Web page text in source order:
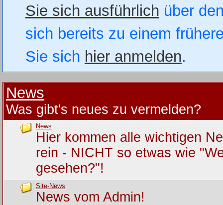
Sie sich ausführlich über
sich bereits zu einem
Sie sich hier anmelden.
News
Was gibt's neues zu vermelden?
News
Hier kommen alle wichtigen
rein - NICHT so etwas wie
gesehen?"!
Site-News
News vom Admin!